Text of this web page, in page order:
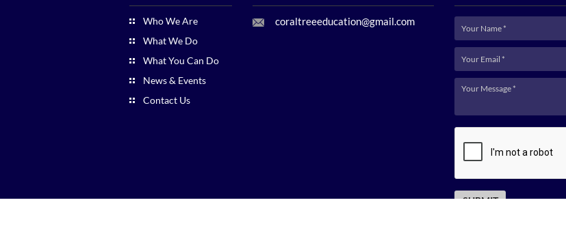
Who We Are
What We Do
What You Can Do
News & Events
Contact Us
coraltreeeducation@gmail.com